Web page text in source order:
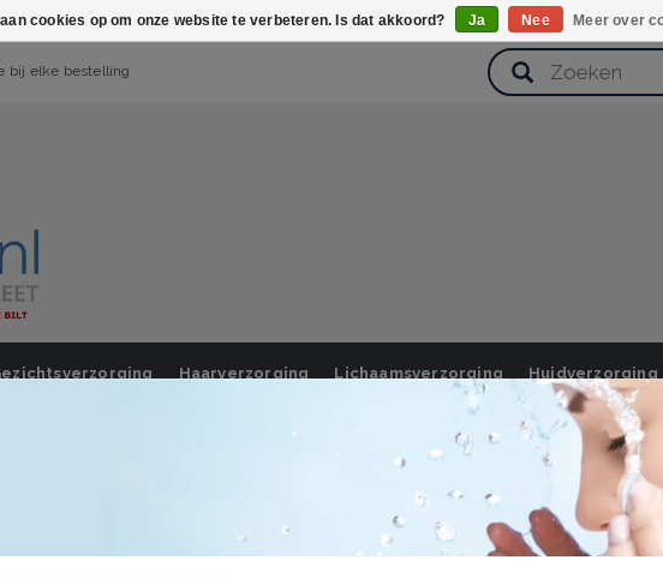
bij elke bestelling
Haarverzorging Lichaamsverzorging Huidverzorging
cookies op om onze website te verbeteren. Is dat akkoord? Ja Nee Meer over